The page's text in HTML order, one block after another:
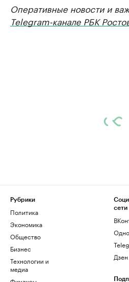
Оперативные новости и
Telegram-канале РБК
Рубрики
Политика
Экономика
Общество
Бизнес
Технологии и
медиа
сети
Дзен